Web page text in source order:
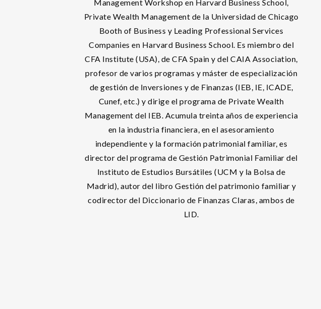
Management Workshop en Harvard Business School,
Private Wealth Management de la Universidad de Chicago
Booth of Business y Leading Professional Services
Companies en Harvard Business School. Es miembro del
CFA Institute (USA), de CFA Spain y del CAIA Association,
profesor de varios programas y máster de especialización
de gestión de Inversiones y de Finanzas (IEB, IE, ICADE,
Cunef, etc.) y dirige el programa de Private Wealth
Management del IEB. Acumula treinta años de experiencia
en la industria financiera, en el asesoramiento
independiente y la formación patrimonial familiar, es
director del programa de Gestión Patrimonial Familiar del
Instituto de Estudios Bursátiles (UCM y la Bolsa de
Madrid), autor del libro Gestión del patrimonio familiar y
codirector del Diccionario de Finanzas Claras, ambos de
LID.